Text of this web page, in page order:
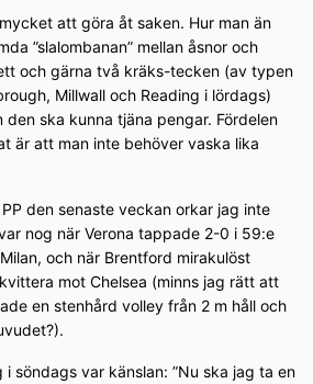
att göra åt saken. Hur man än
”slalombanan” mellan åsnor och
och gärna två kräks-tecken (av typen
Millwall och Reading i lördags)
ska kunna tjäna pengar. Fördelen
är att man inte behöver vaska lika
den senaste veckan orkar jag inte
nog när Verona tappade 2-0 i 59:e
och när Brentford mirakulöst
mot Chelsea (minns jag rätt att
en stenhård volley från 2 m håll och
söndags var känslan: ”Nu ska jag ta en